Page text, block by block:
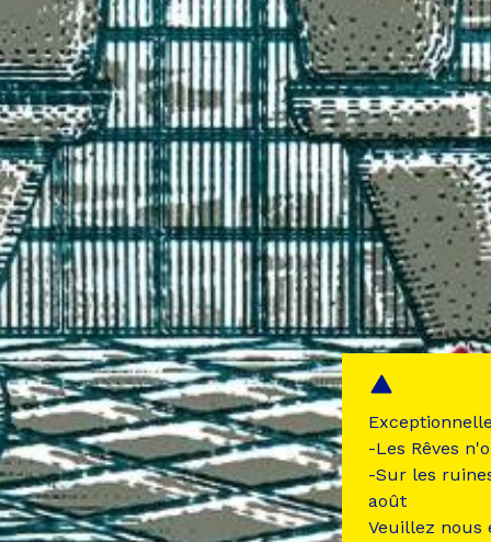
-Les Rêves
-Sur les
août
Veuillez nous